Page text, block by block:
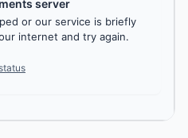
server
or our service is briefly
internet and try again.